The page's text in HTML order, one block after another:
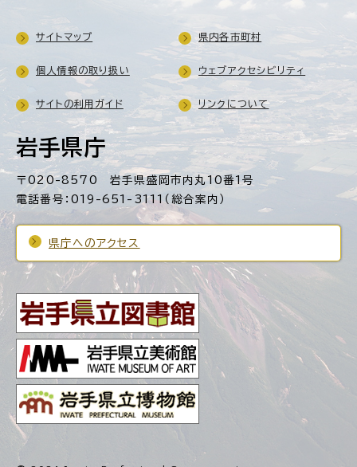
岩手県庁
〒020-8570 岩手県盛岡市内丸10番1号
電話番号：019-651-3111（総合案内）
県庁へのアクセス
サイトマップ 県内各市町村
個人情報の取り扱い ウェブアクセシビリティ
サイトの利用ガイド リンクについて